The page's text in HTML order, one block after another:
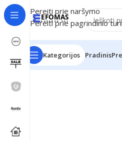
Pereiti prie naršymo
Pereiti prie pagrindinio
Kategorijos Pradinis
Pradžia Irankiai